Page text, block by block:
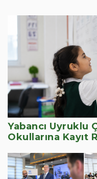
Yabancı Uyruklu
Okullarına Kayıt